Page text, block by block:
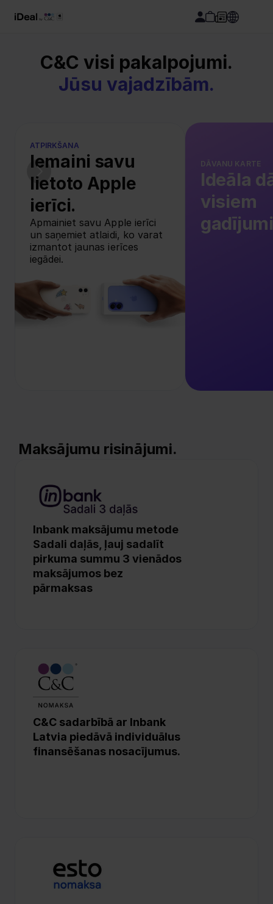
C&C visi pakalpojumi.
Jūsu vajadzībām.
ATPIRKŠANA
Iemaini savu
lietoto Apple
ierīci.
Apmainiet savu Apple ierīci
un saņemiet atlaidi, ko varat
izmantot jaunas ierīces
iegādei.
DĀVANU KARTE
Ideāla
visiem
Maksājumu risinājumi.
Inbank maksājumu metode
Sadali daļās, ļauj sadalīt
pirkuma summu 3 vienādos
maksājumos bez
pārmaksas
C&C sadarbībā ar Inbank
Latvia piedāvā individuālus
finansēšanas nosacījumus.